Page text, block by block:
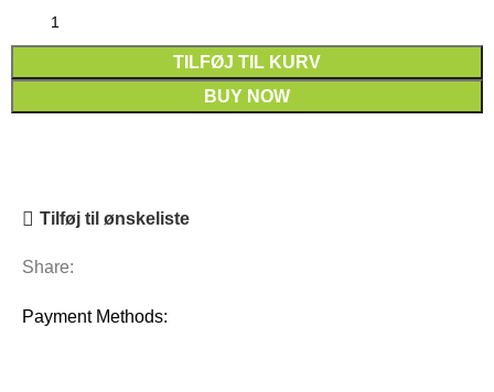
TILFØJ TIL KURV
BUY NOW
Tilføj til ønskeliste
Share:
Payment Methods: